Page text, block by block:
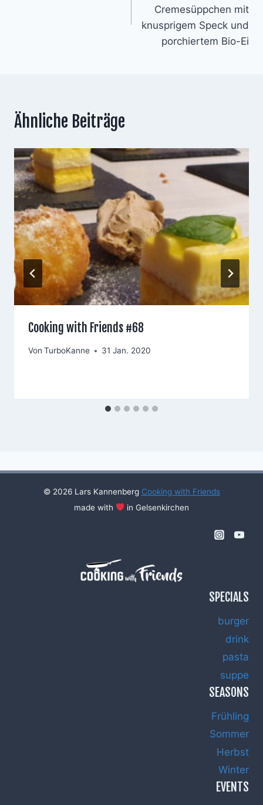
Cremesüppchen mit
knusprigem Speck und
porchiertem Bio-Ei
Ähnliche Beiträge
Cooking with Friends #68
Von TurboKanne 31 Jan. 2020
© 2026 Lars Kannenberg Cooking with Friends
made with
in Gelsenkirchen
SPECIALS
burger
drink
pasta
suppe
SEASONS
Frühling
Sommer
Herbst
Winter
EVENTS